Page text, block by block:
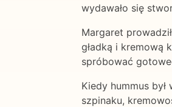
wydawało się
Margaret
gładką i kremową
spróbować
Kiedy hummus
szpinaku,